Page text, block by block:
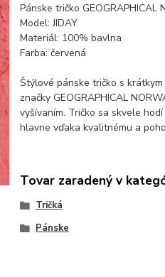
Pánske tričko GEOGRAPHICAL
Model: JIDAY
Materiál: 100% bavlna
Farba: červená
Štýlové pánske tričko s
značky GEOGRAPHICAL
vyšívaním. Tričko sa skvele
hlavne vďaka kvalitnému a
Tovar zaradený v
Tričká
Pánske